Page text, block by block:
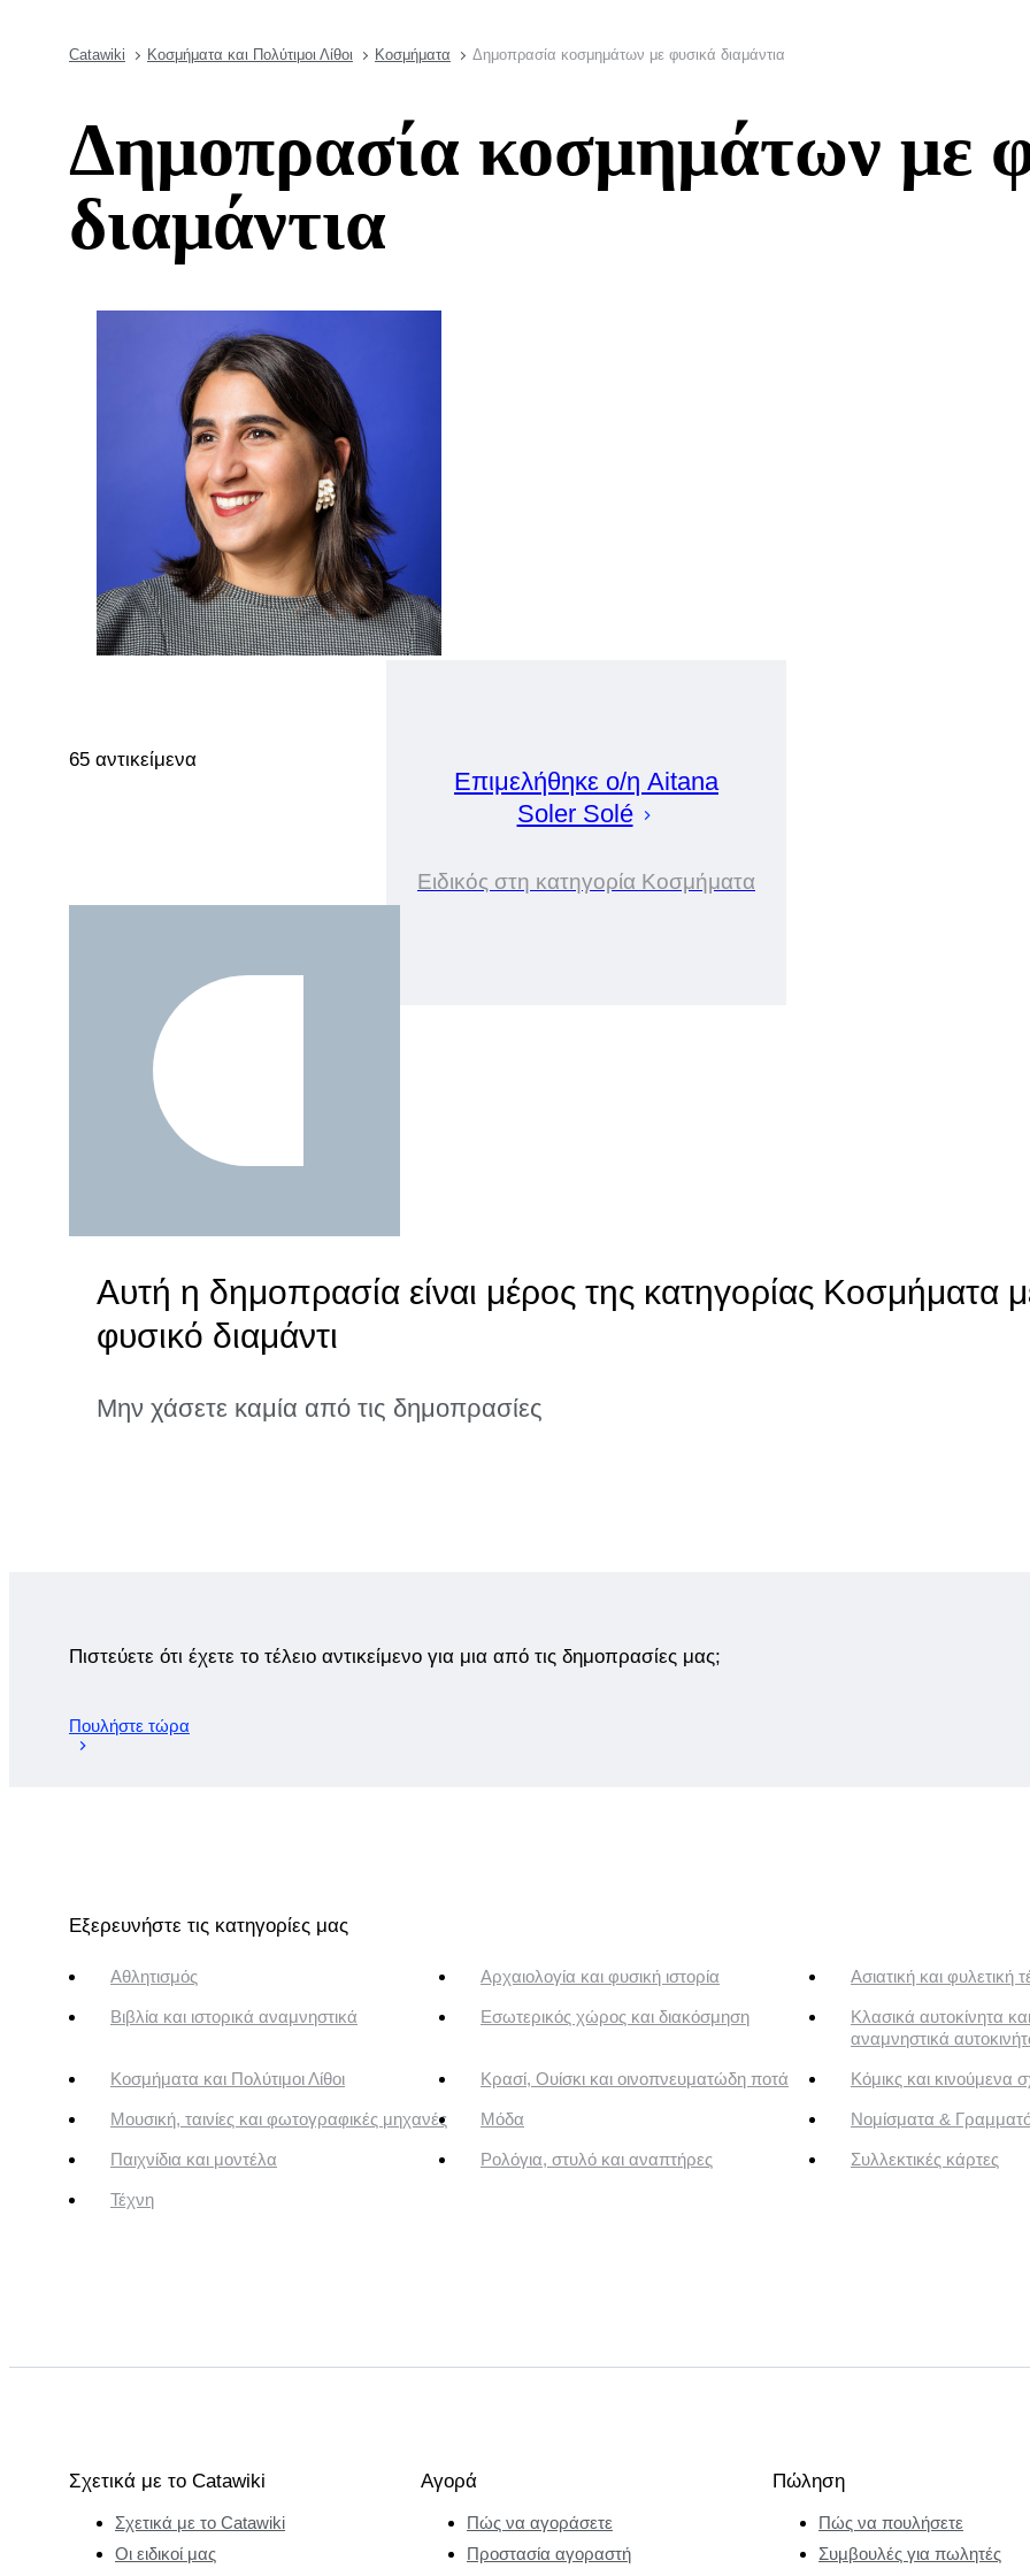
Catawiki Κοσμήματα και Πολύτιμοι Λίθοι Κοσμήματα Δημοπρασία κοσμημάτων με φυσικά διαμάντια
Δημοπρασία κοσμημάτων με
διαμάντια
Επιμελήθηκε ο/η Aitana
Soler Solé
Ειδικός στη κατηγορία Κοσμήματα
65 αντικείμενα
Αυτή η δημοπρασία είναι μέρος της κατηγορίας Κοσμήματα
φυσικό διαμάντι
Μην χάσετε καμία από τις δημοπρασίες
Πιστεύετε ότι έχετε το τέλειο αντικείμενο για μια από τις δημοπρασίες μας;
Πουλήστε τώρα
Εξερευνήστε τις κατηγορίες μας
Αθλητισμός Αρχαιολογία και φυσική ιστορία Ασιατική και φυλετική
Βιβλία και ιστορικά αναμνηστικά Εσωτερικός χώρος και διακόσμηση
Κλασικά αυτοκίνητα
αναμνηστικά
Κοσμήματα και Πολύτιμοι Λίθοι Κρασί, Ουίσκι και οινοπνευματώδη ποτά Κόμικς και κινούμενα
Μουσική, ταινίες και φωτογραφικές μηχανές Μόδα Νομίσματα &
Παιχνίδια και μοντέλα Ρολόγια, στυλό και αναπτήρες Συλλεκτικές κάρτες
Τέχνη
Σχετικά με το Catawiki
Σχετικά με το Catawiki
Οι ειδικοί μας
Αγορά
Πώς να αγοράσετε
Προστασία αγοραστή
Πώληση
Πώς να πουλήσετε
Συμβουλές για πωλητές